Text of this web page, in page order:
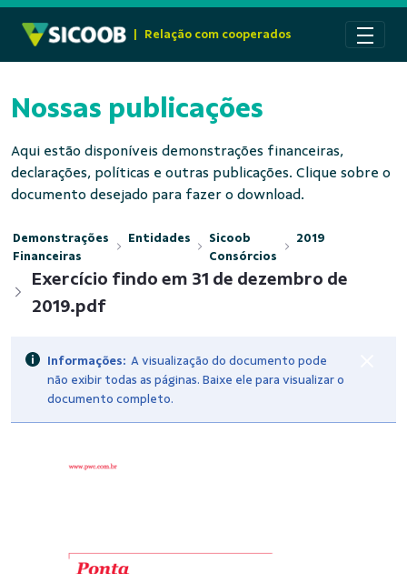
Relação com cooperados
Nossas publicações
Aqui estão disponíveis demonstrações financeiras,
declarações, políticas e outras publicações. Clique sobre o
documento desejado para fazer o download.
Demonstrações
Financeiras
Entidades
Sicoob
Consórcios
2019
Exercício findo em 31 de dezembro de
2019.pdf
Informações: A visualização do documento pode
não exibir todas as páginas. Baixe ele para visualizar o
documento completo.